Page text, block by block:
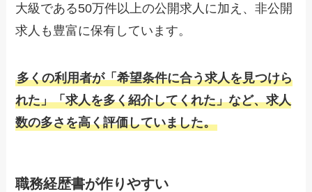
大級である50万件以上の公開求人に加え、非公開
求人も豊富に保有しています。
多くの利用者が「希望条件に合う求人を見つけら
れた」「求人を多く紹介してくれた」など、求人
数の多さを高く評価していました。
職務経歴書が作りやすい